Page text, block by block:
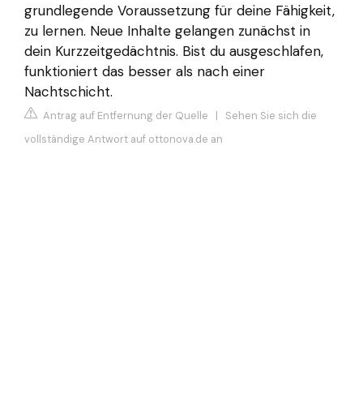
grundlegende Voraussetzung für deine Fähigkeit,
zu lernen. Neue Inhalte gelangen zunächst in
dein Kurzzeitgedächtnis. Bist du ausgeschlafen,
funktioniert das besser als nach einer
Nachtschicht.
Antrag auf Entfernung der Quelle | Sehen Sie sich die
vollständige Antwort auf ottonova.de an